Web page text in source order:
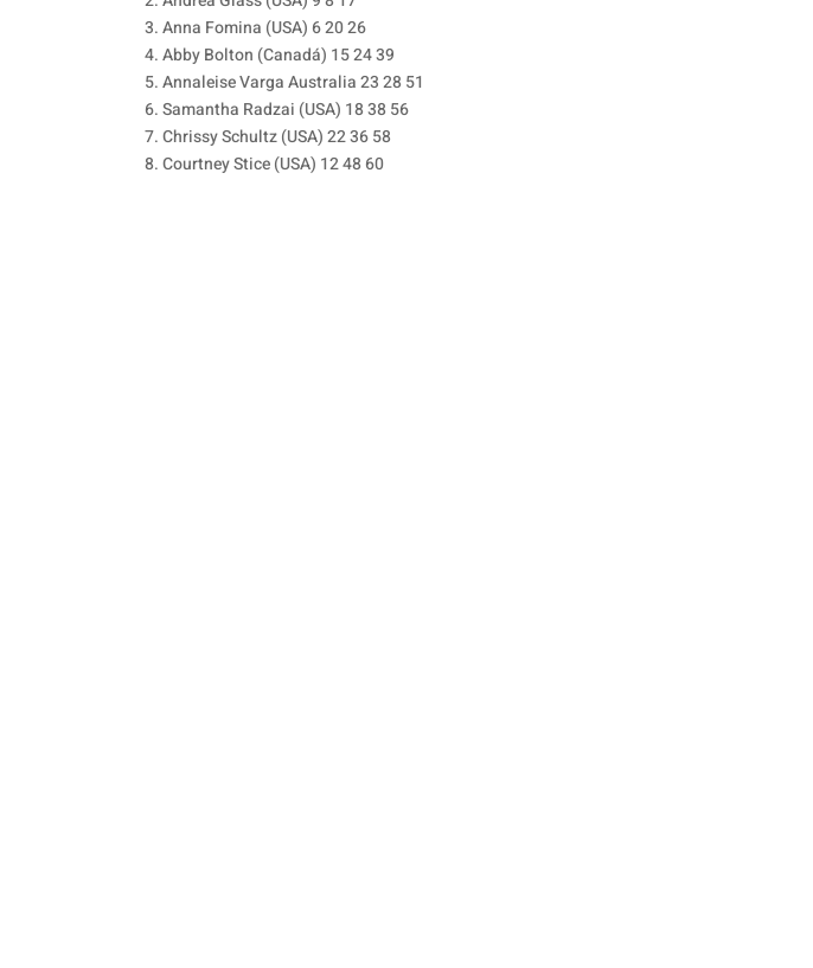
3. Anna Fomina (USA) 6 20 26
4. Abby Bolton (Canadá) 15 24 39
5. Annaleise Varga Australia 23 28 51
6. Samantha Radzai (USA) 18 38 56
7. Chrissy Schultz (USA) 22 36 58
8. Courtney Stice (USA) 12 48 60